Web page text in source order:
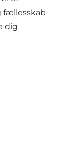
fællesskab
dig